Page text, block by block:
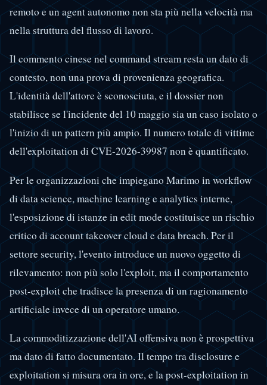
remoto e un agent autonomo non sta più nella velocità ma
nella struttura del flusso di lavoro.
Il commento cinese nel command stream resta un dato di
contesto, non una prova di provenienza geografica.
L'identità dell'attore è sconosciuta, e il dossier non
stabilisce se l'incidente del 10 maggio sia un caso isolato o
l'inizio di un pattern più ampio. Il numero totale di vittime
dell'exploitation di CVE-2026-39987 non è quantificato.
Per le organizzazioni che impiegano Marimo in workflow
di data science, machine learning e analytics interne,
l'esposizione di istanze in edit mode costituisce un rischio
critico di account takeover cloud e data breach. Per il
settore security, l'evento introduce un nuovo oggetto di
rilevamento: non più solo l'exploit, ma il comportamento
post-exploit che tradisce la presenza di un ragionamento
artificiale invece di un operatore umano.
La commoditizzazione dell'AI offensiva non è prospettiva
ma dato di fatto documentato. Il tempo tra disclosure e
exploitation si misura ora in ore, e la post-exploitation in